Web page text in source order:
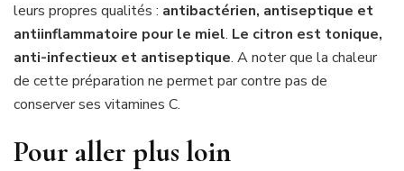
leurs propres qualités : antibactérien, antiseptique et
antiinflammatoire pour le miel. Le citron est tonique,
anti-infectieux et antiseptique. A noter que la chaleur
de cette préparation ne permet par contre pas de
conserver ses vitamines C.
Pour aller plus loin